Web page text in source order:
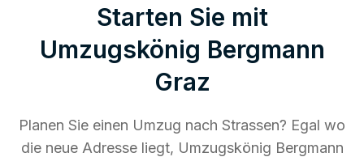
Starten Sie mit
Umzugskönig Bergmann
Graz
Planen Sie einen Umzug nach Strassen? Egal wo
die neue Adresse liegt, Umzugskönig Bergmann